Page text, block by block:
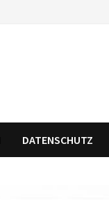
DATENSCHUTZ